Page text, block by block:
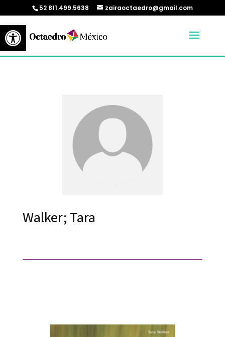
Abrir barra de herramientas
52 811.499.5638 zairaoctaedro@gmail.com
Walker; Tara